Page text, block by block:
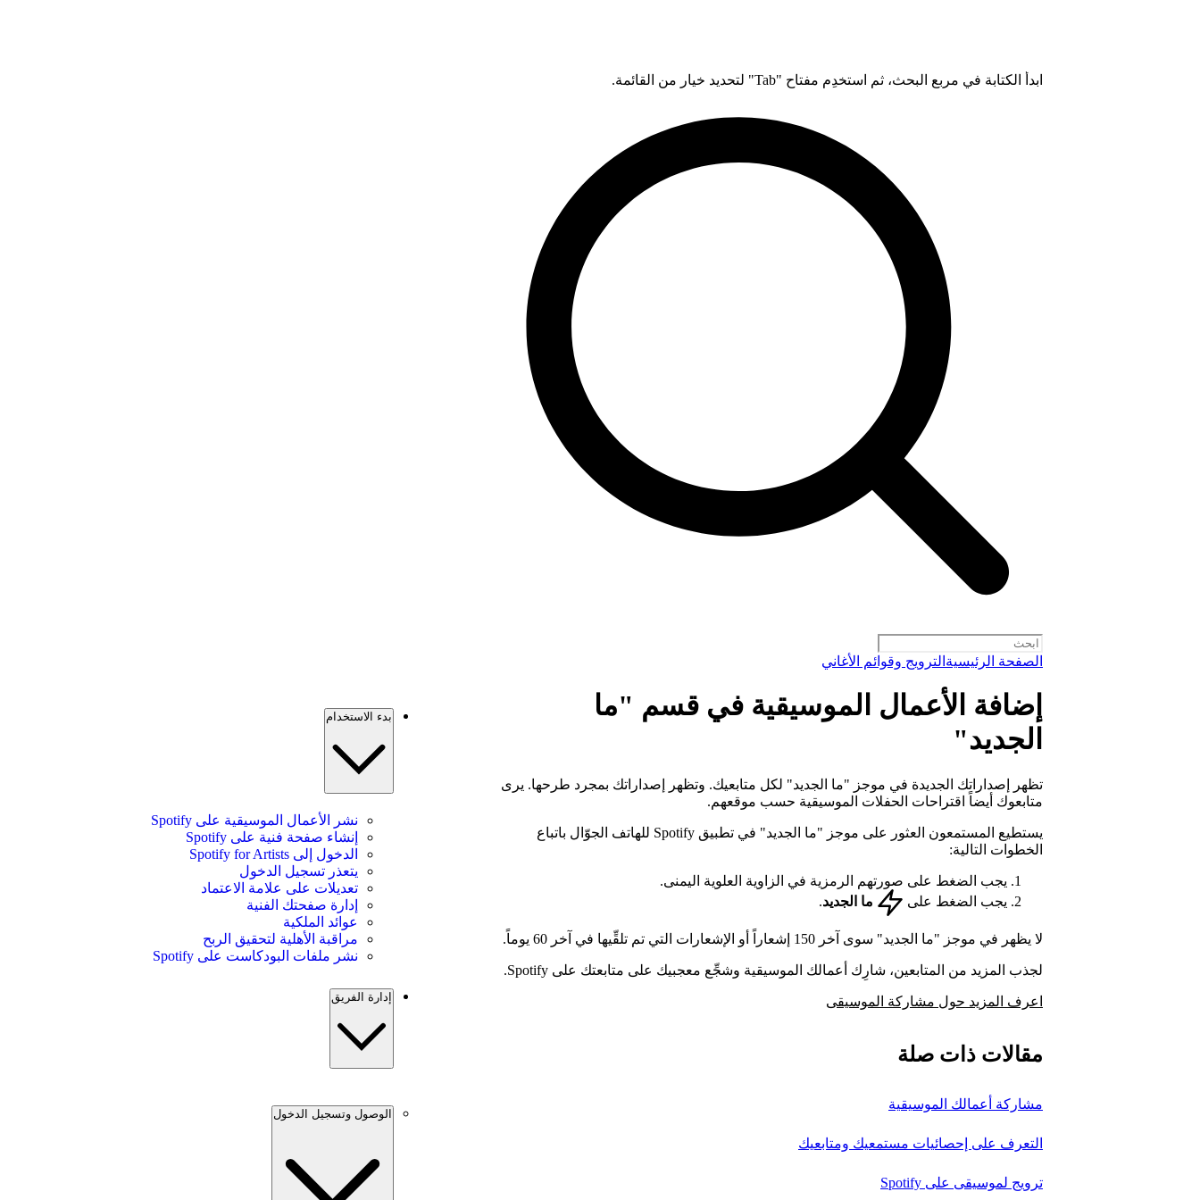
ابدأ الكتابة في مربع البحث، ثم استخدِم مفتاح "Tab" لتحديد خيار من القائمة.
الصفحة الرئيسية الترويج وقوائم الأغاني
إضافة الأعمال الموسيقية في قسم "ما
الجديد"
تظهر إصداراتك الجديدة في موجز "ما الجديد" لكل متابعيك. وتظهر إصداراتك بمجرد طرحها. يرى
متابعوك أيضاً اقتراحات الحفلات الموسيقية حسب موقعهم.
يستطيع المستمعون العثور على موجز "ما الجديد" في تطبيق Spotify للهاتف الجوّال باتباع
الخطوات التالية:
يجب الضغط على صورتهم الرمزية في الزاوية العلوية اليمنى.
يجب الضغط على
ما الجديد.
لا يظهر في موجز "ما الجديد" سوى آخر 150 إشعاراً أو الإشعارات التي تم تلقِّيها في آخر 60 يوماً.
لجذب المزيد من المتابعين، شارِك أعمالك الموسيقية وشجِّع معجبيك على متابعتك على Spotify.
اعرف المزيد حول مشاركة الموسيقى
مقالات ذات صلة
مشاركة أعمالك الموسيقية
التعرف على إحصائيات مستمعيك ومتابعيك
ترويج لموسيقى على Spotify
بدء الاستخدام
نشر الأعمال الموسيقية على Spotify
إنشاء صفحة فنية على Spotify
الدخول إلى Spotify for Artists
يتعذر تسجيل الدخول
تعديلات على علامة الاعتماد
إدارة صفحتك الفنية
عوائد الملكية
مراقبة الأهلية لتحقيق الربح
نشر ملفات البودكاست على Spotify
إدارة الفريق
الوصول وتسجيل الدخول